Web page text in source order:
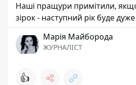
Наші пращури примітили,
зірок - наступний рік буде
Марія Майборода
ЖУРНАЛІСТ
👍